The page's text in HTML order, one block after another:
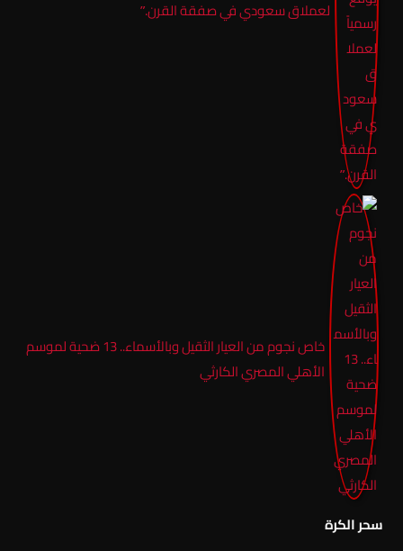
لعملاق سعودي في صفقة القرن.”
خاص نجوم من العيار الثقيل وبالأسماء.. 13 ضحية لموسم
الأهلي المصري الكارثي
سحر الكرة